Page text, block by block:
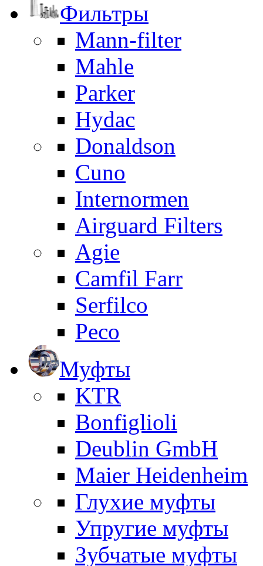
Фильтры
Mann-filter
Mahle
Parker
Hydac
Donaldson
Cuno
Internormen
Airguard Filters
Agie
Camfil Farr
Serfilco
Peco
Муфты
KTR
Bonfiglioli
Deublin GmbH
Maier Heidenheim
Глухие муфты
Упругие муфты
Зубчатые муфты